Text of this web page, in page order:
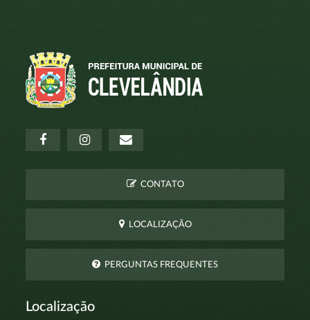
CONTATO
LOCALIZAÇÃO
PERGUNTAS FREQUENTES
Localização